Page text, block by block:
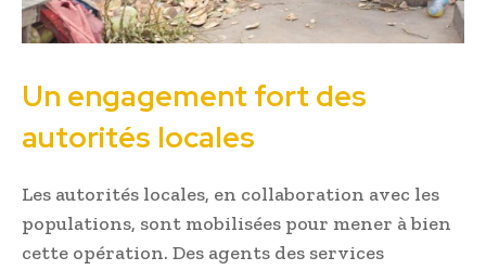
Un engagement fort des
autorités locales
Les autorités locales, en collaboration avec les
populations, sont mobilisées pour mener à bien
cette opération. Des agents des services